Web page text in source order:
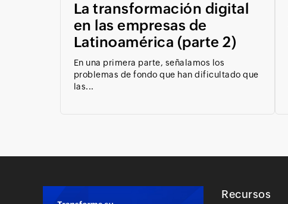
La transformación digital
en las empresas de
Latinoamérica (parte 2)
En una primera parte, señalamos los
problemas de fondo que han dificultado que
las...
Recursos